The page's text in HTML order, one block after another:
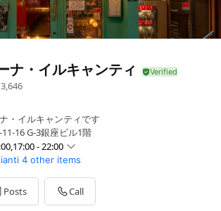
ナ・イルキャンティ
3,646
・イルキャンティです
16 G-3銀座ビル1階
- 22:00
- 22:00
- 22:00
- 22:00
- 22:00
4 other items
Posts Call